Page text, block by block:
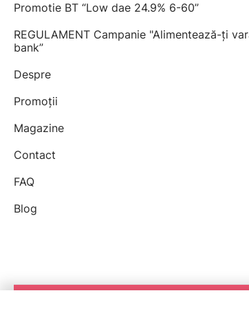
Promotie BT “Low dae 24.9% 6-60”
REGULAMENT Campanie "Alimentează-ți
bank”
Despre
Promoții
Magazine
Contact
FAQ
Blog